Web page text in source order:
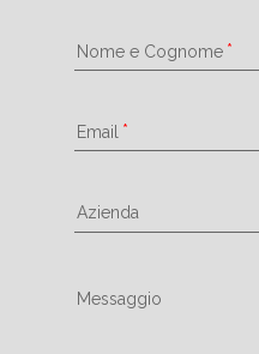
Nome e Cognome
Email
Azienda
Messaggio